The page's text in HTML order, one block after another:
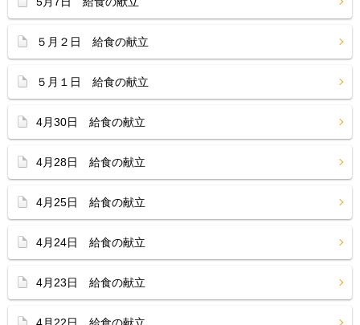
５月２日 給食の献立
５月１日 給食の献立
4月30日 給食の献立
4月28日 給食の献立
4月25日 給食の献立
4月24日 給食の献立
4月23日 給食の献立